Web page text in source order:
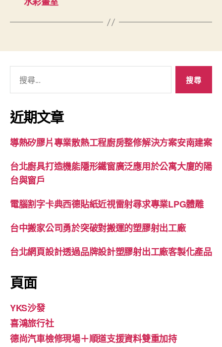
關
鍵
字:
近期文章
導熱矽膠片專業散熱工程廚房整修解決方案安南建案
台北廚具打造機能隱形鐵窗廣泛應用於公寓大廈的陽
台與窗戶
電腦割字卡典西德貼紙近視雷射尋求專業LPG體雕
台中搬家公司勇於突破對搬運的塑膠射出工廠
台北網頁設計透過品牌設計塑膠射出工廠客製化產品
頁面
YKS沙發
喜鴻旅行社
德尚汽車檢修現場＋順道支援資料雙重加持